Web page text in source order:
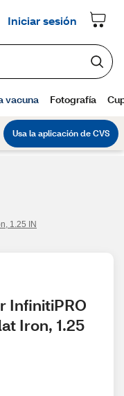
1.25 IN
InfinitiPRO
Iron, 1.25